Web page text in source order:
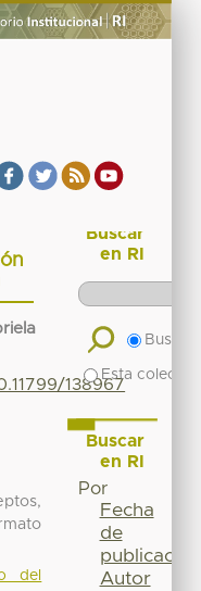
138967
del
Buscar
en RI
Buscar
Esta
Buscar
en RI
Por
Fecha
de
publicación
Autor